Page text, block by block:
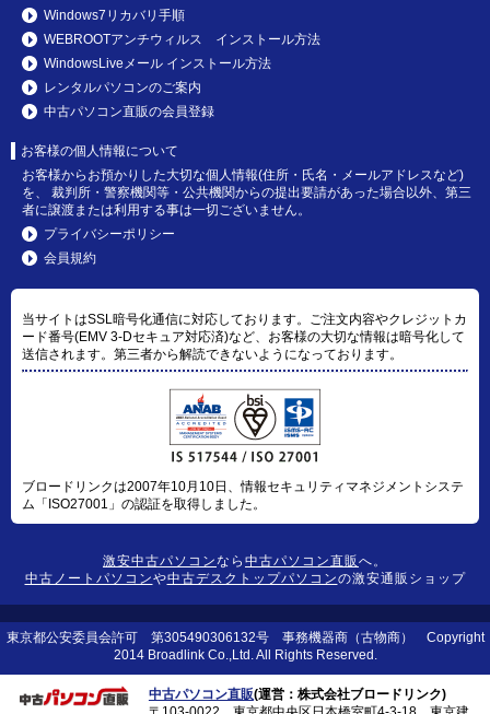
Windows7リカバリ手順
WEBROOTアンチウィルス インストール方法
WindowsLiveメール インストール方法
レンタルパソコンのご案内
中古パソコン直販の会員登録
お客様の個人情報について
お客様からお預かりした大切な個人情報(住所・氏名・メールアドレスなど)
を、 裁判所・警察機関等・公共機関からの提出要請があった場合以外、第三
者に譲渡または利用する事は一切ございません。
プライバシーポリシー
会員規約
当サイトはSSL暗号化通信に対応しております。ご注文内容やクレジットカ
ード番号(EMV 3-Dセキュア対応済)など、お客様の大切な情報は暗号化して
送信されます。第三者から解読できないようになっております。
ブロードリンクは2007年10月10日、情報セキュリティマネジメントシステ
ム「ISO27001」の認証を取得しました。
激安中古パソコンなら 中古パソコン直販 へ。
中古ノートパソコンや中古デスクトップパソコンの激安通販ショップ
東京都公安委員会許可 第305490306132号 事務機器商（古物商） Copyright
2014 Broadlink Co.,Ltd. All Rights Reserved.
中古パソコン直販(運営：株式会社ブロードリンク)